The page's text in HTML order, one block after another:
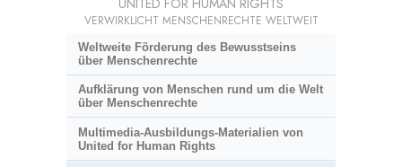
VERWIRKLICHT MENSCHENRECHTE WELTWEIT
Weltweite Förderung des Bewusstseins
über Menschenrechte
Aufklärung von Menschen rund um die Welt
über Menschenrechte
Multimedia-Ausbildungs-Materialien von
United for Human Rights